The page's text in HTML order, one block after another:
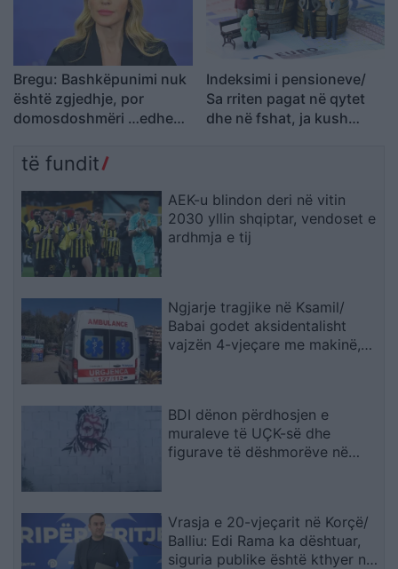
Bregu: Bashkëpunimi nuk
është zgjedhje, por
domosdoshmëri …edhe
Indeksimi i pensioneve/
Sa rriten pagat në qytet
dhe në fshat, ja kush
të fundit
AEK-u blindon deri në vitin
2030 yllin shqiptar, vendoset e
ardhmja e tij
Ngjarje tragjike në Ksamil/
Babai godet aksidentalisht
vajzën 4-vjeçare me makinë,
BDI dënon përdhosjen e
muraleve të UÇK-së dhe
figurave të dëshmorëve në
Vrasja e 20-vjeçarit në Korçë/
Balliu: Edi Rama ka dështuar,
siguria publike është kthyer në